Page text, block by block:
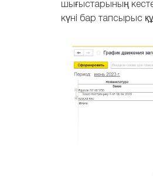
шығыстарының
күні бар тапсырыс